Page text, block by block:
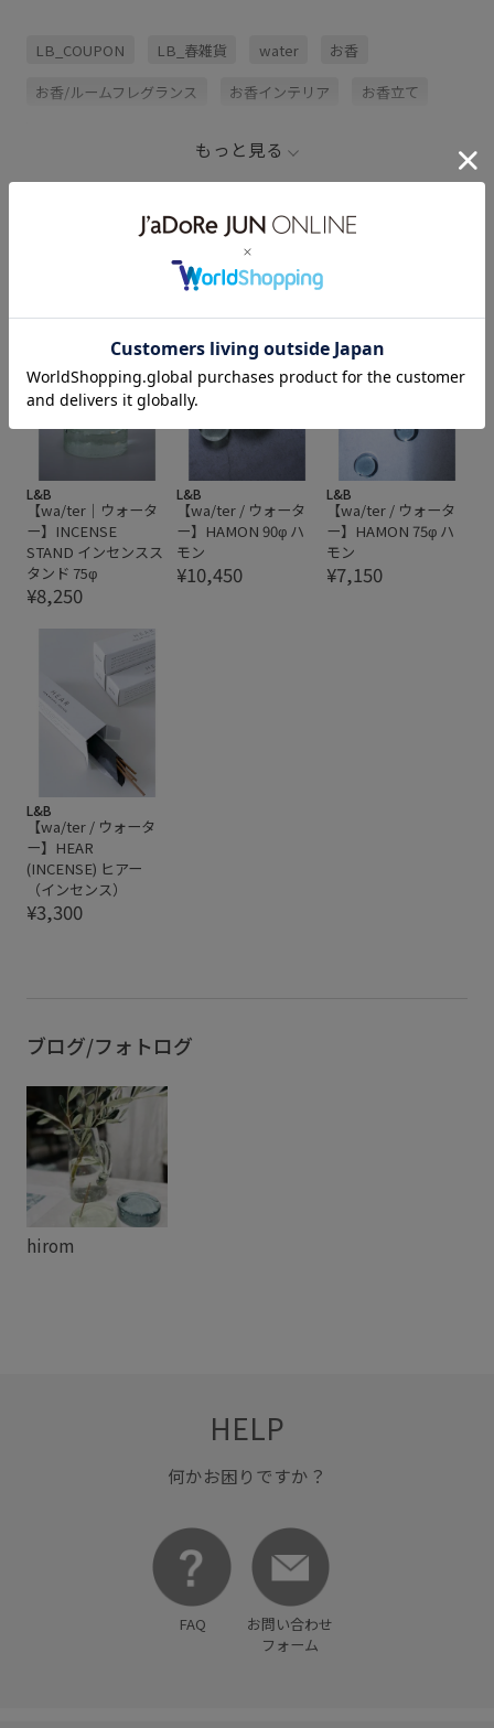
LB_COUPON LB_春雑貨 water お香
お香/ルームフレグランス お香インテリア お香立て
新生活おすすめインテリア 新調したいもの
もっと見る
L&B
【wa/ter｜ウォータ
ー】INCENSE
STAND インセンスス
タンド 75φ
¥8,250
L&B
【wa/ter / ウォータ
ー】HAMON 90φ ハ
モン
¥10,450
L&B
【wa/ter / ウォータ
ー】HAMON 75φ ハ
モン
¥7,150
L&B
【wa/ter / ウォータ
ー】HEAR
(INCENSE) ヒアー
（インセンス）
¥3,300
ブログ/フォトログ
hirom
HELP
何かお困りですか？
FAQ
お問い合わせ
フォーム